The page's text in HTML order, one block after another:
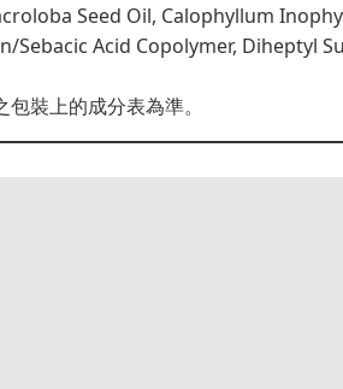
Seed Oil, Calophyllum
Acid Copolymer, Diheptyl
裝上的成分表為準。